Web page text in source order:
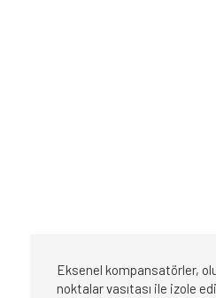
Eksenel kompansatörler,
noktalar vasıtası ile izole